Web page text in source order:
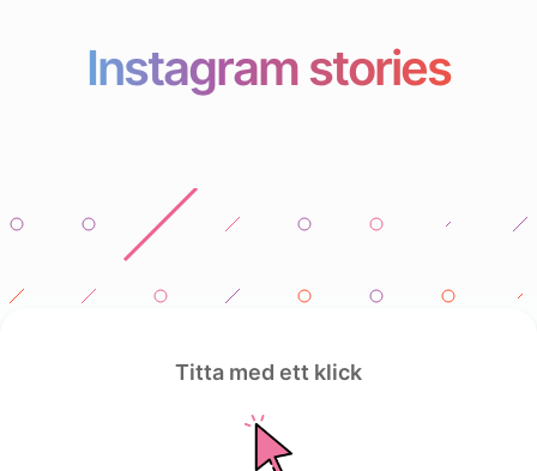
Instagram stories
Titta med ett klick